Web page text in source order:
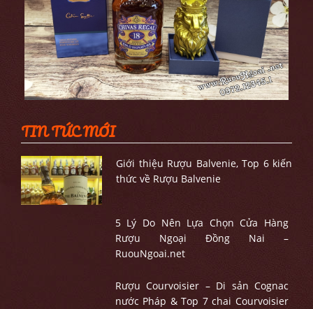
TIN TỨC MỚI
Giới thiệu Rượu Balvenie, Top 6 kiến
thức về Rượu Balvenie
5 Lý Do Nên Lựa Chọn Cửa Hàng
Rượu Ngoại Đồng Nai –
RuouNgoai.net
Rượu Courvoisier – Di sản Cognac
nước Pháp & Top 7 chai Courvoisier